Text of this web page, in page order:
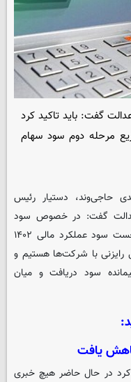
گفت: باید تاکید کرد
مرحله دوم سود سهام
حاجی‌وند، دستیار رئیس
عدالت گفت: در خصوص سود
سهام عدالت باید اشاره کرد که مرحله نخست سود عملکرد مالی ۱۴۰۲
رایزنی با شرکت‌ها هستیم و
سود دریافت و میان
یافت
کرد در حال حاضر هیچ خبری